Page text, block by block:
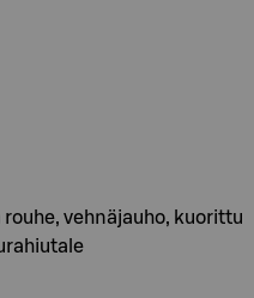
vehnäjauho, kuorittu